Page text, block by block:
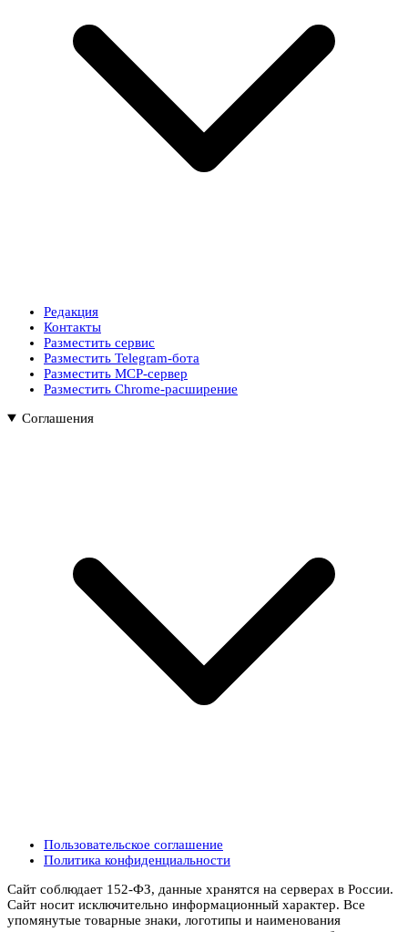
Редакция
Контакты
Разместить сервис
Разместить Telegram-бота
Разместить MCP-сервер
Разместить Chrome-расширение
Соглашения
Пользовательское соглашение
Политика конфиденциальности
Сайт соблюдает 152-ФЗ, данные хранятся на серверах в России.
Сайт носит исключительно информационный характер. Все
упомянутые товарные знаки, логотипы и наименования